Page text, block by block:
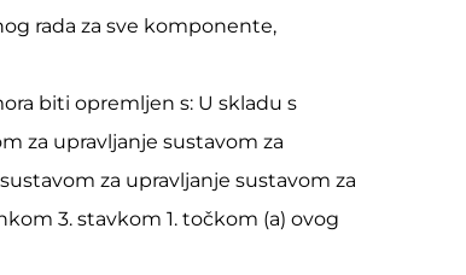
rada za sve komponente,
biti opremljen s: U skladu s
za upravljanje sustavom za
za upravljanje sustavom za
3. stavkom 1. točkom (a) ovog